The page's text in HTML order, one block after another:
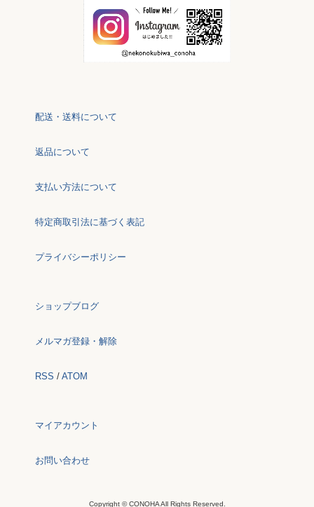
配送・送料について
返品について
支払い方法について
特定商取引法に基づく表記
プライバシーポリシー
ショップブログ
メルマガ登録・解除
RSS / ATOM
マイアカウント
お問い合わせ
Copyright © CONOHA All Rights Reserved.